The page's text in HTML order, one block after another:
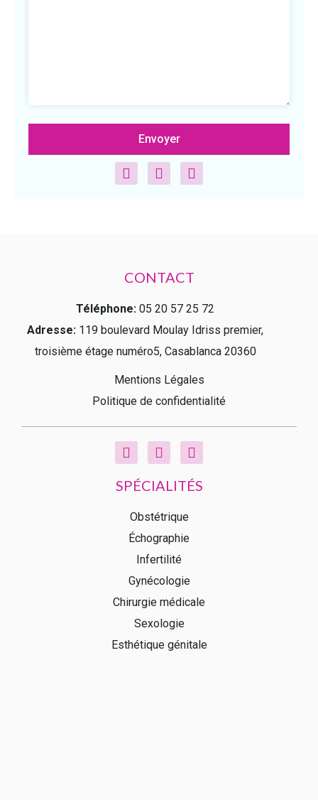
CONTACT
Téléphone: 05 20 57 25 72
Adresse: 119 boulevard Moulay Idriss premier,
troisième étage numéro5, Casablanca 20360
Mentions Légales
Politique de confidentialité
SPÉCIALITÉS
Obstétrique
Échographie
Infertilité
Gynécologie
Chirurgie médicale
Sexologie
Esthétique génitale